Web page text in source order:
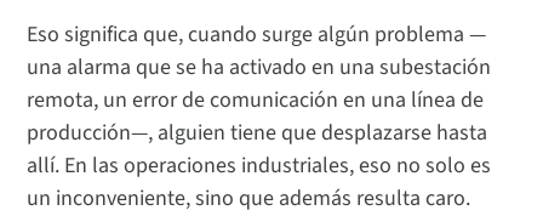
Eso significa que, cuando surge algún problema —
una alarma que se ha activado en una subestación
remota, un error de comunicación en una línea de
producción—, alguien tiene que desplazarse hasta
allí. En las operaciones industriales, eso no solo es
un inconveniente, sino que además resulta caro.